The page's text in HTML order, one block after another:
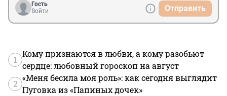
Гость
Войти
Отправить
1
Кому признаются в любви, а кому разобьют
сердце: любовный гороскоп на август
2
«Меня бесила моя роль»: как сегодня выглядит
Пуговка из «Папиных дочек»